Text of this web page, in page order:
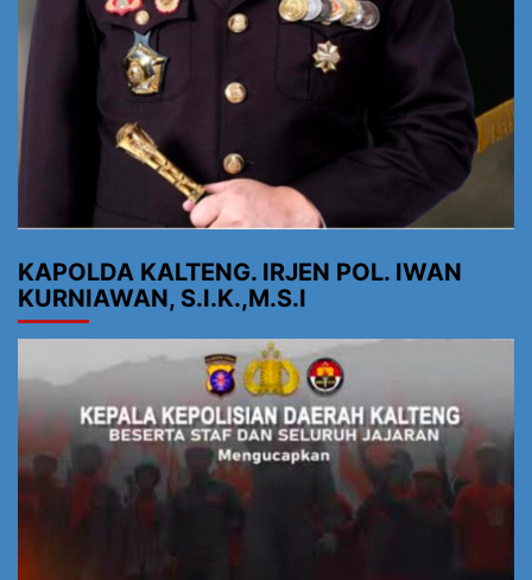
KAPOLDA KALTENG. IRJEN POL. IWAN
KURNIAWAN, S.I.K.,M.S.I